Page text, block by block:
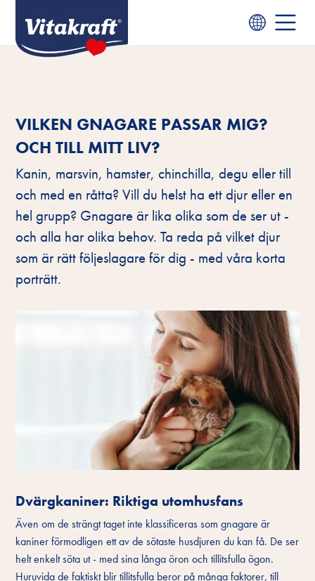
VILKEN GNAGARE PASSAR MIG?
OCH TILL MITT LIV?
Kanin, marsvin, hamster, chinchilla, degu eller till
och med en råtta? Vill du helst ha ett djur eller en
hel grupp? Gnagare är lika olika som de ser ut -
och alla har olika behov. Ta reda på vilket djur
som är rätt följeslagare för dig - med våra korta
porträtt.
Dvärgkaniner: Riktiga utomhusfans
Även om de strängt taget inte klassificeras som gnagare är
kaniner förmodligen ett av de sötaste husdjuren du kan få. De ser
helt enkelt söta ut - med sina långa öron och tillitsfulla ögon.
Huruvida de faktiskt blir tillitsfulla beror på många faktorer, till